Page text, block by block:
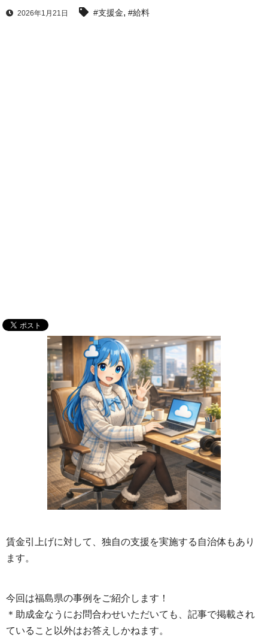
2026年1月21日 #支援金, #給料
賃金引上げに対して、独自の支援を実施する自治体もあり
ます。
今回は福島県の事例をご紹介します！
＊助成金なうにお問合わせいただいても、記事で掲載され
ていること以外はお答えしかねます。